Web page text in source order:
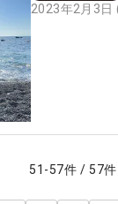
2023年2月3日
51 -57件 / 57件